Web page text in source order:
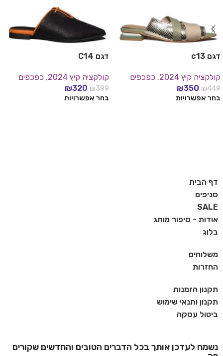
דגם c13
קולקציה קיץ 2024 , כפכפים
₪449
₪350
בחר אפשרויות
דגם C14
קולקציה קיץ 2024 , כפכפים
₪399
₪320
בחר אפשרויות
דף הבית
סניפים
SALE
אודות - סיפור מותג
בלוג
משלוחים
החזרות
תקנון הזמנות
תקנון ותנאי שימוש
ביטול עסקה
נשמח לעדכן אותך בכל הדברים הטובים והחדשים שקורים